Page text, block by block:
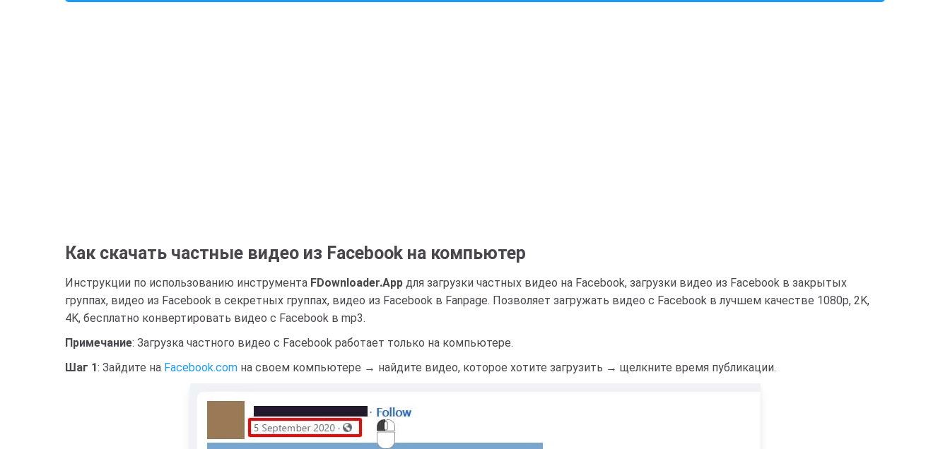
Как скачать частные видео из Facebook на компьютер
Инструкции по использованию инструмента FDownloader.App для загрузки частных видео на Facebook, загрузки видео из Facebook в закрытых
группах, видео из Facebook в секретных группах, видео из Facebook в Fanpage. Позволяет загружать видео с Facebook в лучшем качестве 1080p, 2K,
4K, бесплатно конвертировать видео с Facebook в mp3.
Примечание: Загрузка частного видео с Facebook работает только на компьютере.
Шаг 1: Зайдите на Facebook.com на своем компьютере → найдите видео, которое хотите загрузить → щелкните время публикации.